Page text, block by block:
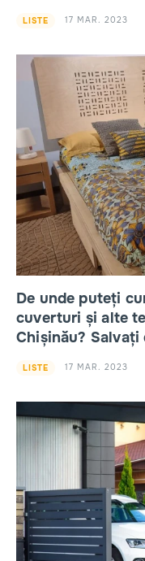
LISTE 17 MAR. 2023
De unde puteți
cuverturi și alte
Chișinău?
LISTE 17 MAR. 2023